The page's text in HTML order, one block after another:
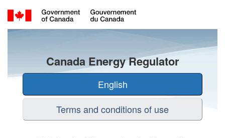
Canada
Energy
Régie
Canada Energy Regulator
English
Terms and conditions of use